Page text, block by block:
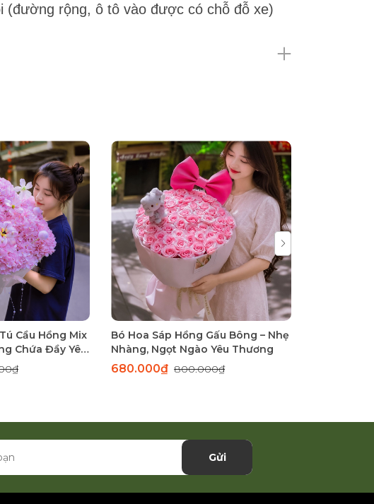
(đường rộng, ô tô vào được có chỗ đỗ xe)
Cầu Hồng Mix
Chứa Đầy Yêu
Bó Hoa Sáp Hồng Gấu Bông – Nhẹ
Nhàng, Ngọt Ngào Yêu Thương
680.000₫ 800.000₫
Gửi